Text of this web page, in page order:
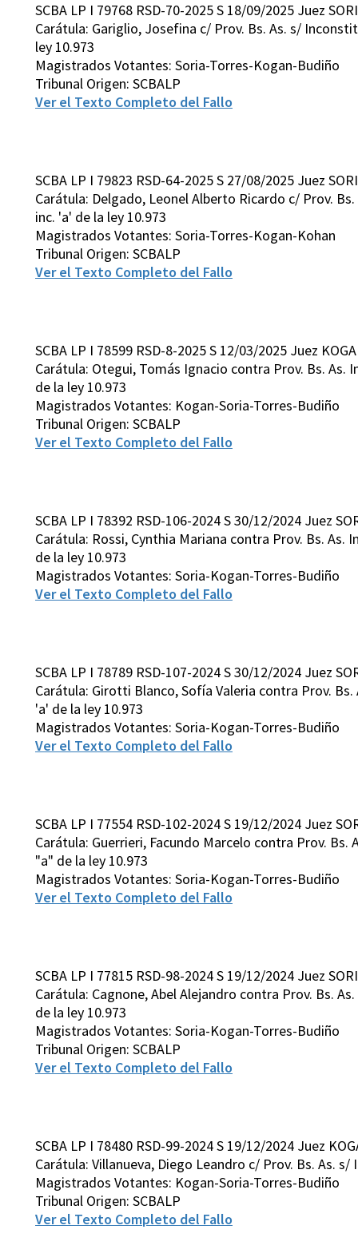
SCBA LP I 79768 RSD-70-2025 S 18/09/2025 Juez
Carátula: Gariglio, Josefina c/ Prov. Bs. As. s/
ley 10.973
Magistrados Votantes: Soria-Torres-Kogan-Budiño
Tribunal Origen: SCBALP
Ver el Texto Completo del Fallo
SCBA LP I 79823 RSD-64-2025 S 27/08/2025 Juez
Carátula: Delgado, Leonel Alberto Ricardo c/ Prov.
inc. 'a' de la ley 10.973
Magistrados Votantes: Soria-Torres-Kogan-Kohan
Tribunal Origen: SCBALP
Ver el Texto Completo del Fallo
SCBA LP I 78599 RSD-8-2025 S 12/03/2025 Juez
Carátula: Otegui, Tomás Ignacio contra Prov. Bs. As.
de la ley 10.973
Magistrados Votantes: Kogan-Soria-Torres-Budiño
Tribunal Origen: SCBALP
Ver el Texto Completo del Fallo
SCBA LP I 78392 RSD-106-2024 S 30/12/2024 Juez
Carátula: Rossi, Cynthia Mariana contra Prov. Bs.
de la ley 10.973
Magistrados Votantes: Soria-Kogan-Torres-Budiño
Ver el Texto Completo del Fallo
SCBA LP I 78789 RSD-107-2024 S 30/12/2024 Juez
Carátula: Girotti Blanco, Sofía Valeria contra Prov.
'a' de la ley 10.973
Magistrados Votantes: Soria-Kogan-Torres-Budiño
Ver el Texto Completo del Fallo
SCBA LP I 77554 RSD-102-2024 S 19/12/2024 Juez
Carátula: Guerrieri, Facundo Marcelo contra Prov.
"a" de la ley 10.973
Magistrados Votantes: Soria-Kogan-Torres-Budiño
Ver el Texto Completo del Fallo
SCBA LP I 77815 RSD-98-2024 S 19/12/2024 Juez
Carátula: Cagnone, Abel Alejandro contra Prov. Bs.
de la ley 10.973
Magistrados Votantes: Soria-Kogan-Torres-Budiño
Tribunal Origen: SCBALP
Ver el Texto Completo del Fallo
SCBA LP I 78480 RSD-99-2024 S 19/12/2024 Juez
Carátula: Villanueva, Diego Leandro c/ Prov. Bs. As.
Magistrados Votantes: Kogan-Soria-Torres-Budiño
Tribunal Origen: SCBALP
Ver el Texto Completo del Fallo